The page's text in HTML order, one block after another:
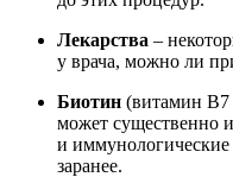
Лекарства –
у врача, можно ли
Биотин (витамин B7
может существенно
и
заранее.